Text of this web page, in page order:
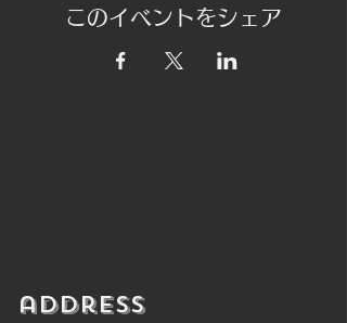
このイベントをシェア
​address